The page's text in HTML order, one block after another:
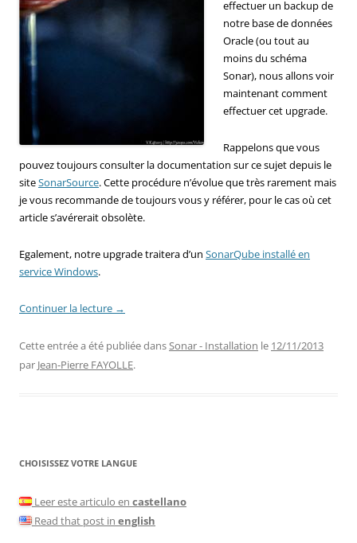
effectuer un backup de
notre base de données
Oracle (ou tout au
moins du schéma
Sonar), nous allons voir
maintenant comment
effectuer cet upgrade.
Rappelons que vous
pouvez toujours consulter la documentation sur ce sujet depuis le
siteSonarSource. Cette procédure n’évolue que très rarement mais
je vous recommande de toujours vous y référer, pour le cas où cet
article s’avérerait obsolète.
Egalement, notre upgrade traitera d’un SonarQube installé en
service Windows.
Continuer la lecture →
Cette entrée a été publiée dansSonar - Installation le 12/11/2013
par Jean-Pierre FAYOLLE.
CHOISISSEZ VOTRE LANGUE
Leer este articulo en castellano
Read that post in english